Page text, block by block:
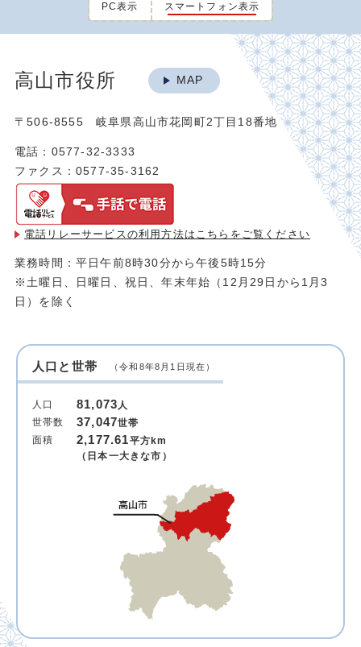
PC表示 スマートフォン表示
高山市役所 MAP
〒506-8555 岐阜県高山市花岡町2丁目18番地
電話：0577-32-3333
ファクス：0577-35-3162
電話リレーサービスの利用方法は こちらをご覧ください
業務時間：平日午前8時30分から午後5時15分
※土曜日、日曜日、祝日、年末年始（12月29日から1月3
日）を除く
人口と世帯 （令和8年8月1日現在）
人口 81,073人
世帯数
37,047世帯
面積
2,177.61平方km
（日本一大きな市）